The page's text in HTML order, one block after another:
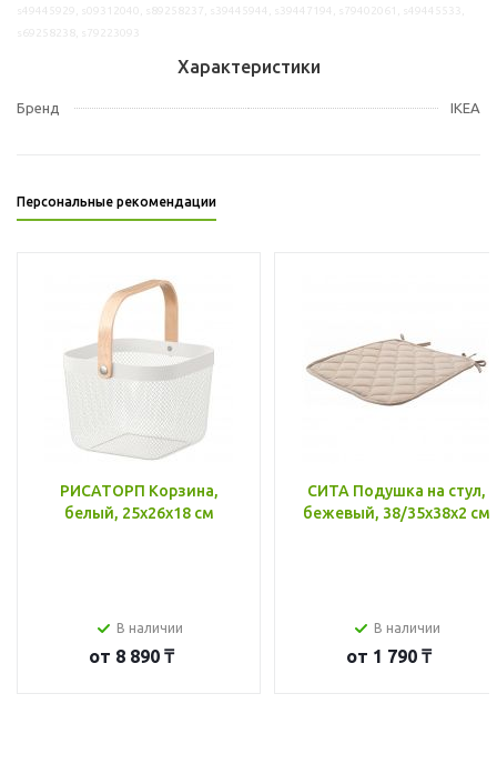
Характеристики
Бренд IKEA
Персональные рекомендации
РИСАТОРП Корзина,
белый, 25x26x18 см
В наличии
от 8 890 ₸
СИТА Подушка на стул,
бежевый, 38/35x38x2 см
В наличии
от 1 790 ₸